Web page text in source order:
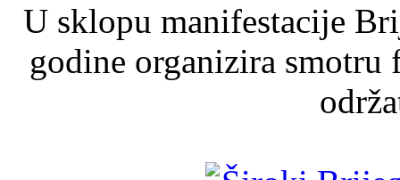
U sklopu manifestacije
godine organizira